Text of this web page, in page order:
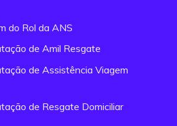
do Rol da ANS
de Amil Resgate
de Assistência Viagem
de Resgate Domiciliar